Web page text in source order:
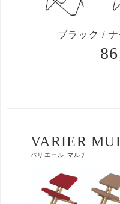
ブラック /
VARIER
バリエール マルチ